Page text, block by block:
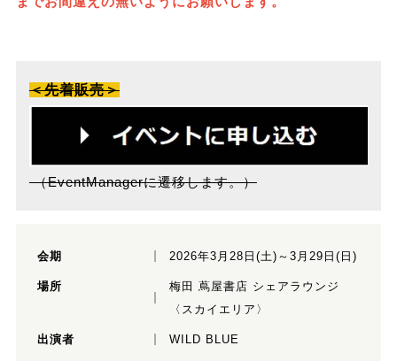
＜先着販売＞
（EventManagerに遷移します。）
会期 2026年3月28日(土)～3月29日(日)
場所
梅田 蔦屋書店 シェアラウンジ
〈スカイエリア〉
出演者 WILD BLUE